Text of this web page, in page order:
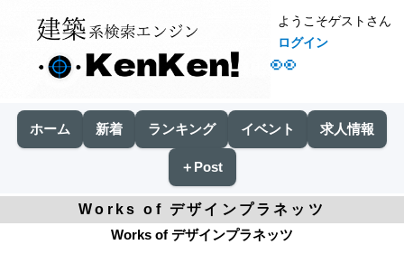
👀
ようこそゲストさん
ログイン
ホーム 新着 ランキング イベント 求人情報
＋Post
Works of デザインプラネッツ
Works of デザインプラネッツ